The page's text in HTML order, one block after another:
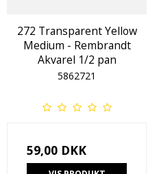
272 Transparent Yellow
Medium - Rembrandt
Akvarel 1/2 pan
5862721
59,00 DKK